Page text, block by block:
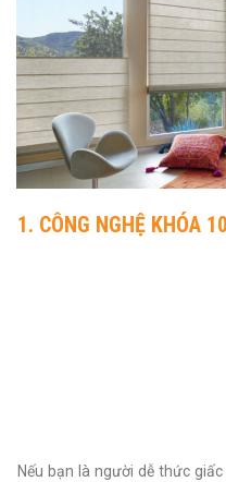
1. CÔNG NGHỆ KHÓA
Nếu bạn là người dễ thức